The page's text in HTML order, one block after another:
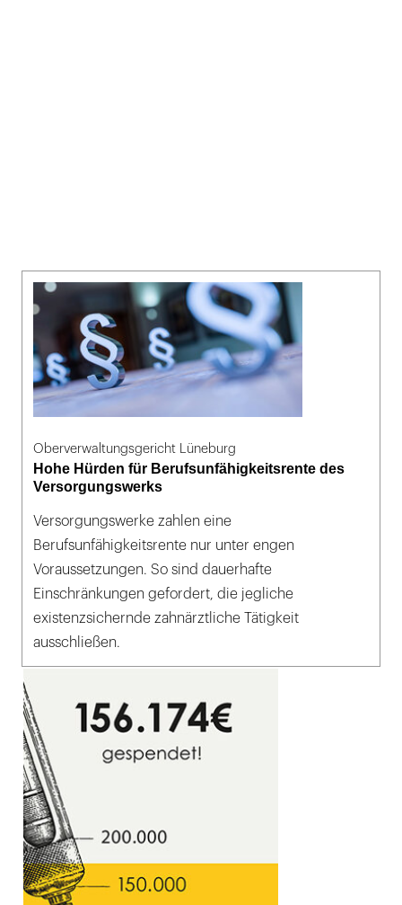
Oberverwaltungsgericht Lüneburg
Hohe Hürden für Berufsunfähigkeitsrente des
Versorgungswerks
Versorgungswerke zahlen eine
Berufsunfähigkeitsrente nur unter engen
Voraussetzungen. So sind dauerhafte
Einschränkungen gefordert, die jegliche
existenzsichernde zahnärztliche Tätigkeit
ausschließen.